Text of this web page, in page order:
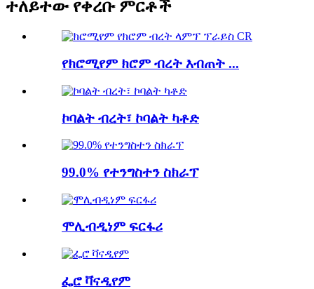
ተለይተው የቀረቡ ምርቶች
የክሮሚየም ክሮም ብረት እብጠት ...
ኮባልት ብረት፣ ኮባልት ካቶድ
99.0% የተንግስተን ስክራፕ
ሞሊብዲነም ፍርፋሪ
ፌሮ ቫናዲየም